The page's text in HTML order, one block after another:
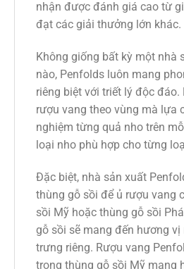
nhận được đánh giá cao từ
đạt các giải thưởng lớn khác.
Không giống bất kỳ một nhà
nào, Penfolds luôn mang
riêng biệt với triết lý độc đáo.
rượu vang theo vùng mà lựa
nghiệm từng quả nho trên
loại nho phù hợp cho từng
Đặc biệt, nhà sản xuất
thùng gỗ sồi để ủ rượu vang
sồi Mỹ hoặc thùng gỗ sồi
gỗ sồi sẽ mang đến hương
trưng riêng. Rượu vang
trong thùng gỗ sồi Mỹ mang